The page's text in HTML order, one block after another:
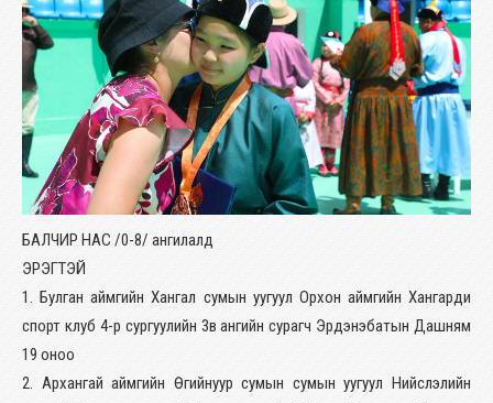
БАЛЧИР НАС /0-8/ ангилалд
ЭРЭГТЭЙ
1. Булган аймгийн Хангал сумын уугуул Орхон аймгийн Хангарди
спорт клуб 4-р сургуулийн 3в ангийн сурагч Эрдэнэбатын Дашням
19 оноо
2. Архангай аймгийн Өгийнуур сумын сумын уугуул Нийслэлийн